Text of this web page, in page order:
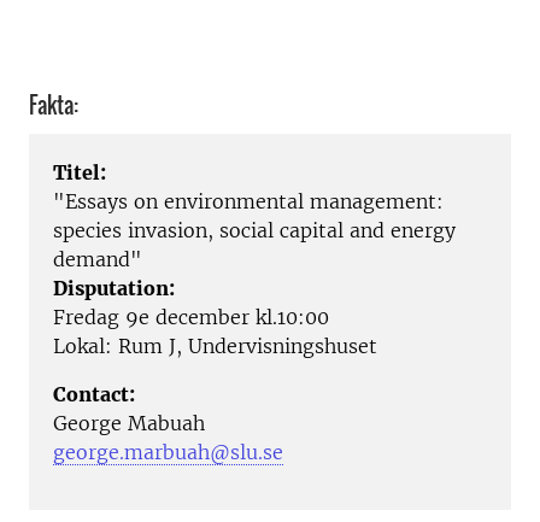
Fakta:
Titel:
"Essays on environmental management:
species invasion, social capital and energy
demand"
Disputation:
Fredag 9e december kl.10:00
Lokal: Rum J, Undervisningshuset
Contact:
George Mabuah
george.marbuah@slu.se